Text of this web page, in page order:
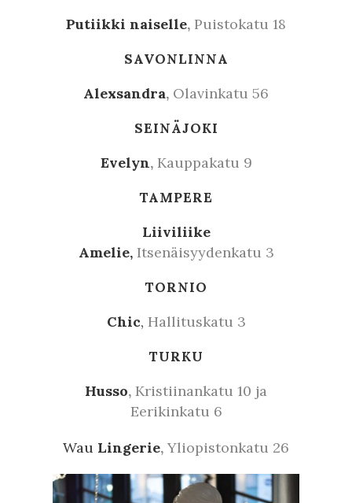
Putiikki naiselle, Puistokatu 18
SAVONLINNA
Alexsandra, Olavinkatu 56
SEINÄJOKI
Evelyn,Kauppakatu 9
TAMPERE
Liiviliike
Amelie, Itsenäisyydenkatu 3
TORNIO
Chic, Hallituskatu 3
TURKU
Husso, Kristiinankatu 10 ja
Eerikinkatu 6
Wau Lingerie, Yliopistonkatu 26